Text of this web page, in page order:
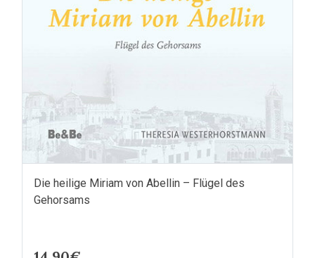
Die heilige Miriam von Abellin – Flügel des
Gehorsams